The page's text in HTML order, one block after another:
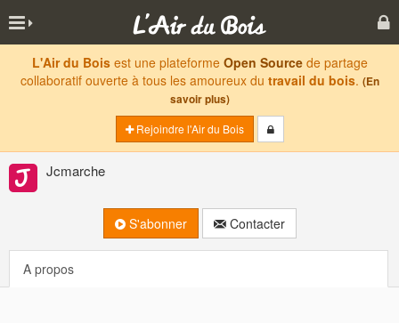
L'Air du Boisest une plateforme Open Sourcede partage
collaboratif ouverte à tous les amoureux du travail du bois. (En
savoir plus)
Rejoindre l'Air du Bois
Jcmarche
S'abonner Contacter
A propos